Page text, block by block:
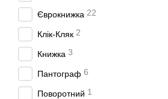
Єврокнижка 22
Клік-Кляк 2
Книжка 3
Пантограф 6
Поворотний 1